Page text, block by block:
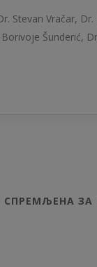
Stevan Vračar, Dr.
Šunderić,
СПРЕМЉЕНА